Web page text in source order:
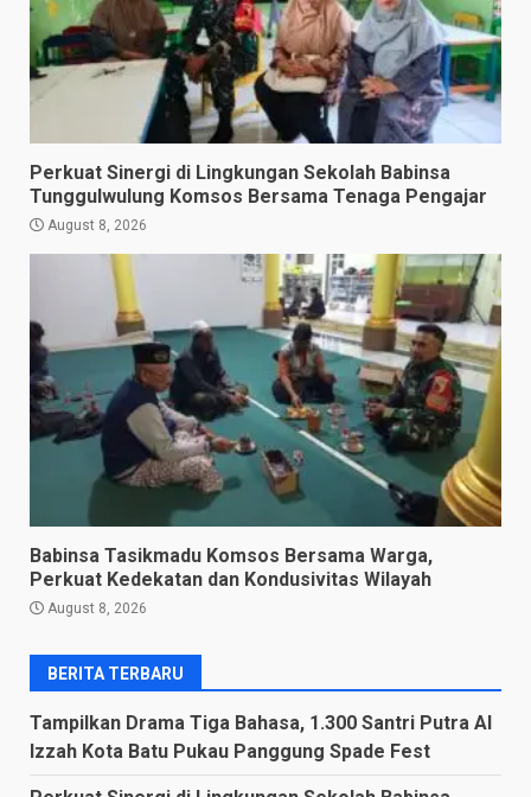
Perkuat Sinergi di Lingkungan Sekolah Babinsa
Tunggulwulung Komsos Bersama Tenaga Pengajar
August 8, 2026
Babinsa Tasikmadu Komsos Bersama Warga,
Perkuat Kedekatan dan Kondusivitas Wilayah
August 8, 2026
BERITA TERBARU
Tampilkan Drama Tiga Bahasa, 1.300 Santri Putra Al
Izzah Kota Batu Pukau Panggung Spade Fest